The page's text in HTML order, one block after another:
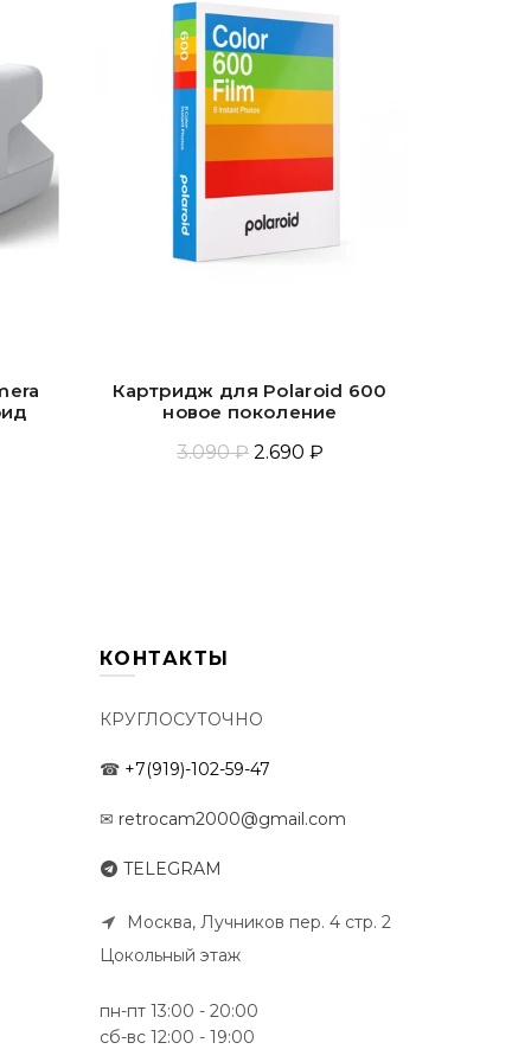
Картридж для Polaroid 600
новое поколение
3.090 ₽ 2.690 ₽
КОНТАКТЫ
КРУГЛОСУТОЧНО
☎ +7(919)-102-59-47
✉ retrocam2000@gmail.com
TELEGRAM
Москва, Лучников пер. 4 стр. 2
Цокольный этаж
пн-пт 13:00 - 20:00
сб-вс 12:00 - 19:00